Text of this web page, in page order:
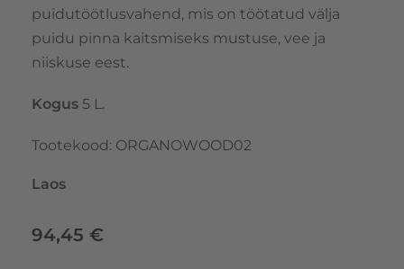
puidutöötlusvahend, mis on töötatud välja
puidu pinna kaitsmiseks mustuse, vee ja
niiskuse eest.
Kogus 5 L.
Tootekood : ORGANOWOOD02
Laos
94,45€